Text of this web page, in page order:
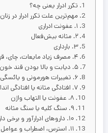
تکرر ادرار یعنی چه؟
مهم‌ترین علت تکرر ادرار در زنان
۱. عفونت ادراری
۲. مثانه بیش‌فعال
۳. بارداری
۴. مصرف زیاد مایعات، چای، قهوه و نوشیدنی‌های محرک
۵. دیابت و بالا بودن قند خون
۶. تغییرات هورمونی و یائسگی
۷. افتادگی مثانه یا افتادگی اندام‌های لگنی
۸. عفونت یا التهاب واژن
۹. سنگ کلیه یا سنگ مثانه
۱۰. داروهای ادرارآور و برخی داروهای دیگر
۱۱. استرس، اضطراب و عوامل روانی